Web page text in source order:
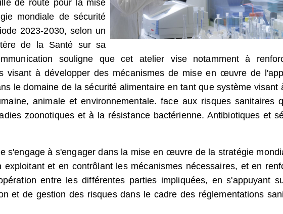
de route pour la mise
mondiale de sécurité
2023-2030, selon un
de la Santé sur sa
souligne que cet atelier vise notamment à
visant à développer des mécanismes de mise en œuvre de
le domaine de la sécurité alimentaire en tant que système visant
animale et environnementale. face aux risques sanitaires
zoonotiques et à la résistance bactérienne. Antibiotiques et
s'engage à s'engager dans la mise en œuvre de la stratégie
exploitant et en contrôlant les mécanismes nécessaires, et en
entre les différentes parties impliquées, en s'appuyant
et de gestion des risques dans le cadre des réglementations